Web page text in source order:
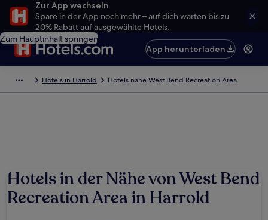
Zur App wechseln
Spare in der App noch mehr – auf dich warten bis zu
20% Rabatt auf ausgewählte Hotels.
Zum Hauptinhalt springen
App herunterladen
Hotels in Harrold Hotels nahe West Bend Recreation Area
Hotels in der Nähe von West Bend
Recreation Area in Harrold